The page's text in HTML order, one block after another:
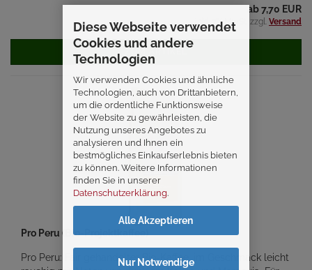
Diese Webseite verwendet
Cookies und andere
Technologien
Wir verwenden Cookies und ähnliche
Technologien, auch von Drittanbietern,
um die ordentliche Funktionsweise
der Website zu gewährleisten, die
Nutzung unseres Angebotes zu
analysieren und Ihnen ein
bestmögliches Einkaufserlebnis bieten
zu können. Weitere Informationen
finden Sie in unserer
Datenschutzerklärung.
Alle Akzeptieren
Nur Notwendige
ab 7,70 EUR
inkl. 7% MwSt. zzgl. Versand
ZUM ARTIKEL
Pro Peru (Bio-Projektkaffee)
Pro Peru: Fair gehandelter Bio-Kaffee, im Geschmack leicht